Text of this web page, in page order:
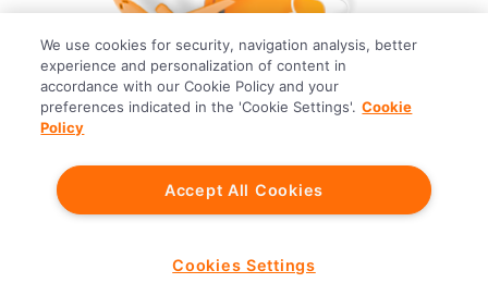
Para simplificar a vida
Como juntar dinheiro pra viajar?
We use cookies for security, navigation analysis, better
experience and personalization of content in
accordance with our Cookie Policy and your
preferences indicated in the 'Cookie Settings'. Cookie
Policy
Accept All Cookies
Cookies Settings